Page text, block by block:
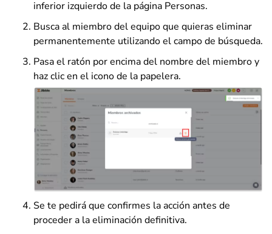
inferior izquierdo de la página Personas.
Busca al miembro del equipo que quieras eliminar
permanentemente utilizando el campo de búsqueda.
Pasa el ratón por encima del nombre del miembro y
haz clic en el icono de la papelera.
Se te pedirá que confirmes la acción antes de
proceder a la eliminación definitiva.